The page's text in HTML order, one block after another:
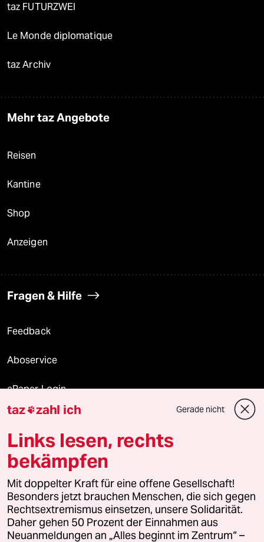
taz FUTURZWEI
Le Monde diplomatique
taz Archiv
Mehr taz Angebote
Reisen
Kantine
Shop
Anzeigen
Fragen & Hilfe
Feedback
Aboservice
ePaper Login
Downloads für Abonnierende
© 2026 taz Verlags und Vertriebs GmbH
Alle Rechte vorbehalten. Bei rechtlichen Fragen oder für Genehmigungen
wenden Sie sich bitte an
lizenzen@taz.de
Feedback Redaktionsstatut Kommune-Richtlinien
taz zahl ich Gerade nicht
Links lesen, rechts
bekämpfen
Mit doppelter Kraft für eine offene Gesellschaft!
Besonders jetzt brauchen Menschen, die sich gegen
Rechtsextremismus einsetzen, unsere Solidarität.
Daher gehen 50 Prozent der Einnahmen aus
Neuanmeldungen an „Alles beginnt im Zentrum“ –